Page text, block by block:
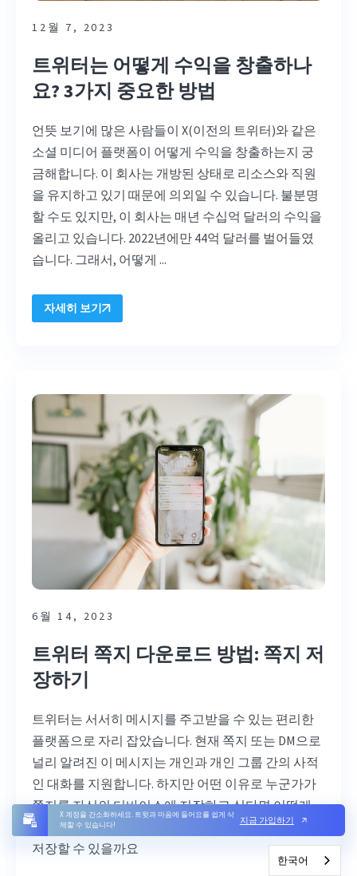
X 계정을 간소화하세요. 트윗과 마음에 들어요를 쉽게 삭
제할 수 있습니다!
지금 가입하기
12월 7, 2023
트위터는 어떻게 수익을 창출하나
요? 3가지 중요한 방법
언뜻 보기에 많은 사람들이 X(이전의 트위터)와 같은
소셜 미디어 플랫폼이 어떻게 수익을 창출하는지 궁
금해합니다. 이 회사는 개방된 상태로 리소스와 직원
을 유지하고 있기 때문에 의외일 수 있습니다. 불분명
할 수도 있지만, 이 회사는 매년 수십억 달러의 수익을
올리고 있습니다. 2022년에만 44억 달러를 벌어들였
습니다. 그래서, 어떻게 ...
자세히 보기
6월 14, 2023
트위터 쪽지 다운로드 방법: 쪽지 저
장하기
트위터는 서서히 메시지를 주고받을 수 있는 편리한
플랫폼으로 자리 잡았습니다. 현재 쪽지 또는 DM으로
널리 알려진 이 메시지는 개인과 개인 그룹 간의 사적
인 대화를 지원합니다. 하지만 어떤 이유로 누군가가
쪽지를 자신의 디바이스에 저장하고 싶다면 어떻게
해야 할까요? 오프라인에서 사용할 수 있도록 쪽지를
저장할 수 있을까요
한국어